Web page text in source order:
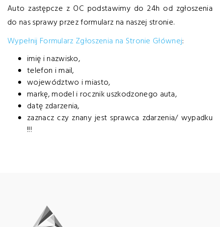
Auto zastępcze z OC podstawimy do 24h od zgłoszenia
do nas sprawy przez formularz na naszej stronie.
Wypełnij Formularz Zgłoszenia na Stronie Głównej:
imię i nazwisko,
telefon i mail,
województwo i miasto,
markę, model i rocznik uszkodzonego auta,
datę zdarzenia,
zaznacz czy znany jest sprawca zdarzenia/ wypadku
!!!